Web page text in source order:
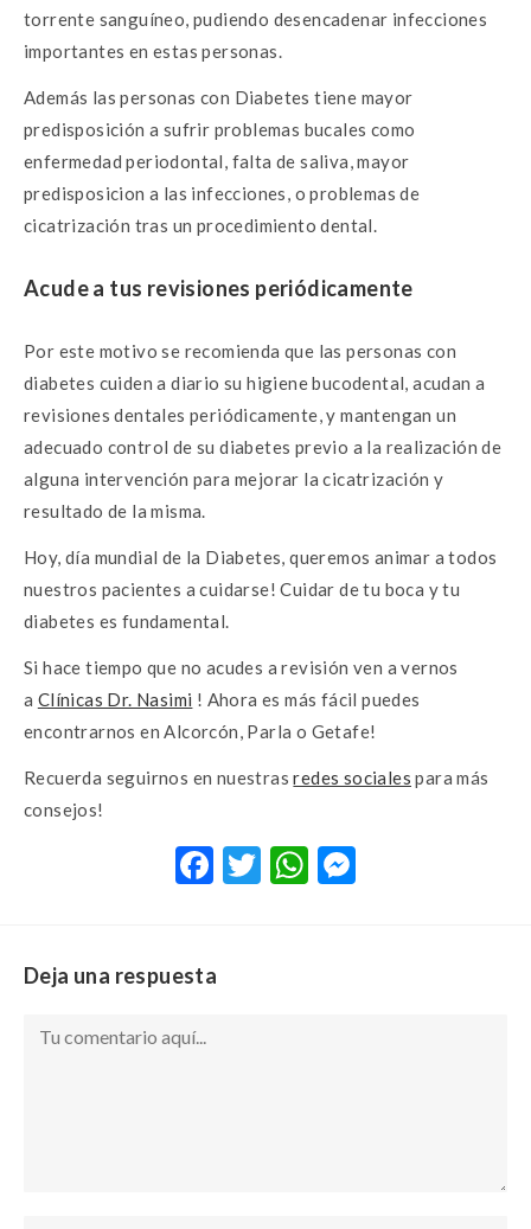
torrente sanguíneo, pudiendo desencadenar infecciones
importantes en estas personas.
Además las personas con Diabetes tiene mayor
predisposición a sufrir problemas bucales como
enfermedad periodontal, falta de saliva, mayor
predisposicion a las infecciones, o problemas de
cicatrización tras un procedimiento dental.
Acude a tus revisiones periódicamente
Por este motivo se recomienda que las personas con
diabetes cuiden a diario su higiene bucodental, acudan a
revisiones dentales periódicamente, y mantengan un
adecuado control de su diabetes previo a la realización de
alguna intervención para mejorar la cicatrización y
resultado de la misma.
Hoy, día mundial de la Diabetes, queremos animar a todos
nuestros pacientes a cuidarse! Cuidar de tu boca y tu
diabetes es fundamental.
Si hace tiempo que no acudes a revisión ven a vernos
a Clínicas Dr. Nasimi ! Ahora es más fácil puedes
encontrarnos en Alcorcón, Parla o Getafe!
Recuerda seguirnos en nuestrasredes sociales para más
consejos!
F T W
Deja una respuesta